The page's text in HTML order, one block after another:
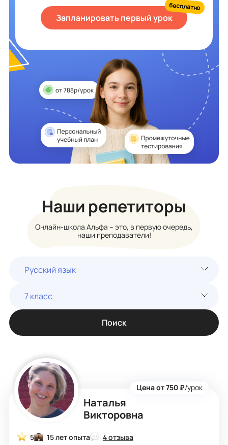
Запланировать первый урок
бесплатно
Наши репетиторы
Онлайн-школа Альфа – это, в первую очередь,
наши преподаватели!
Русский язык
7 класс
Поиск
Наталья
Викторовна
Цена от 750 ₽/урок
5 15 лет опыта
4 отзыва